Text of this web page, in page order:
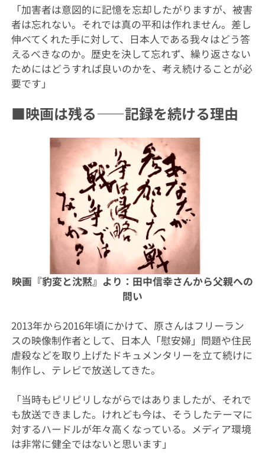
「加害者は意図的に記憶を忘却したがりますが、被害
者は忘れない。それでは真の平和は作れません。差し
伸べてくれた手に対して、日本人である我々はどう答
えるべきなのか。歴史を決して忘れず、繰り返さない
ためにはどうすれば良いのかを、考え続けることが必
要です」
■映画は残る——記録を続ける理由
映画『豹変と沈黙』より： 田中信幸さんから父親への
問い
2013年から2016年頃にかけて、原さんはフリーラン
スの映像制作者として、日本人「慰安婦」問題や住民
虐殺などを取り上げたドキュメンタリーを立て続けに
制作し、テレビで放送してきた。
「当時もピリピリしながらではありましたが、それで
も放送できました。けれども今は、そうしたテーマに
対するハードルが年々高くなっている。メディア環境
は非常に健全ではないと思います」